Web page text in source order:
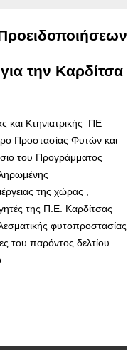
την Καρδίτσα
και Κτηνιατρικής ΠΕ
Προστασίας Φυτών και
του Προγράμματος
της χώρας ,
της Π.Ε. Καρδίτσας
φυτοπροστασίας
του παρόντος δελτίου
…